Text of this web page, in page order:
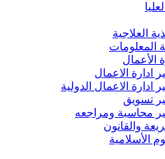
العلاجية
المعلومات
الأعمال
ادارة الاعمال
ادارة الاعمال الدولية
تسويق
محاسبة ومراجعه
والقانون
الأسلامية